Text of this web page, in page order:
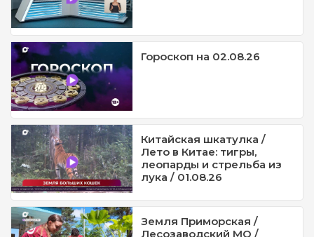
Гороскоп на 02.08.26
Китайская шкатулка /
Лето в Китае: тигры,
леопарды и стрельба из
лука / 01.08.26
Земля Приморская /
Лесозаводский МО /